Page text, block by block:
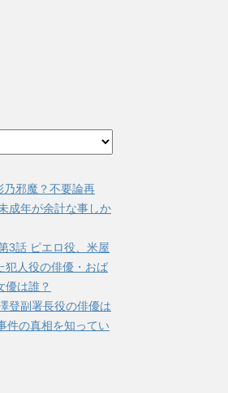
乃邪魔？不要論再
成年が余計な事しか
3話 ピエロ役、米屋
犯人役の俳優・おば
優は誰？
登副署長役の俳優は
件の真相を知ってい